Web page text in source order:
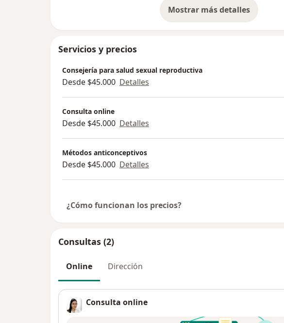
Mostrar más detalles
sobre la experiencia
Servicios y precios
Consejería para salud sexual reproductiva
Desde $45.000 Detalles
Consulta online
Desde $45.000 Detalles
Métodos anticonceptivos
Desde $45.000 Detalles
¿Cómo funcionan los precios?
Consultas (2)
Online Dirección
Consulta online